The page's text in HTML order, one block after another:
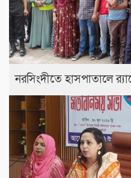
নরসিংদীতে হাসপাতালে